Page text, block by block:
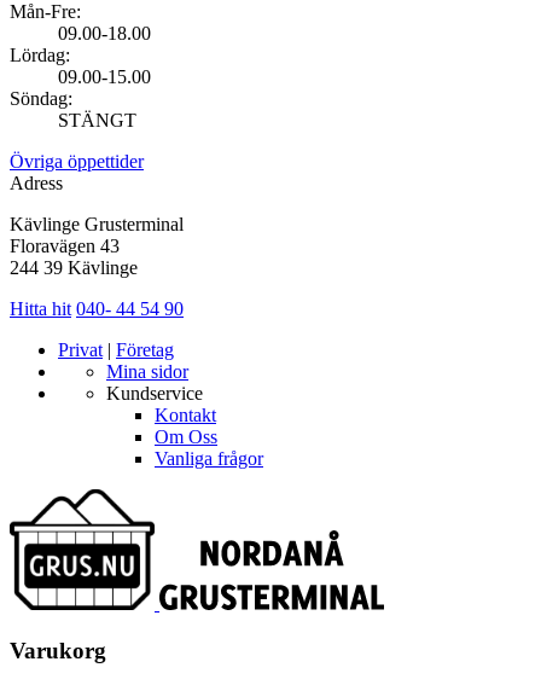
Mån-Fre:
09.00-18.00
Lördag:
09.00-15.00
Söndag:
STÄNGT
Övriga öppettider
Adress
Kävlinge Grusterminal
Floravägen 43
244 39 Kävlinge
Hitta hit 040- 44 54 90
Privat | Företag
Mina sidor
Kundservice
Kontakt
Om Oss
Vanliga frågor
Varukorg